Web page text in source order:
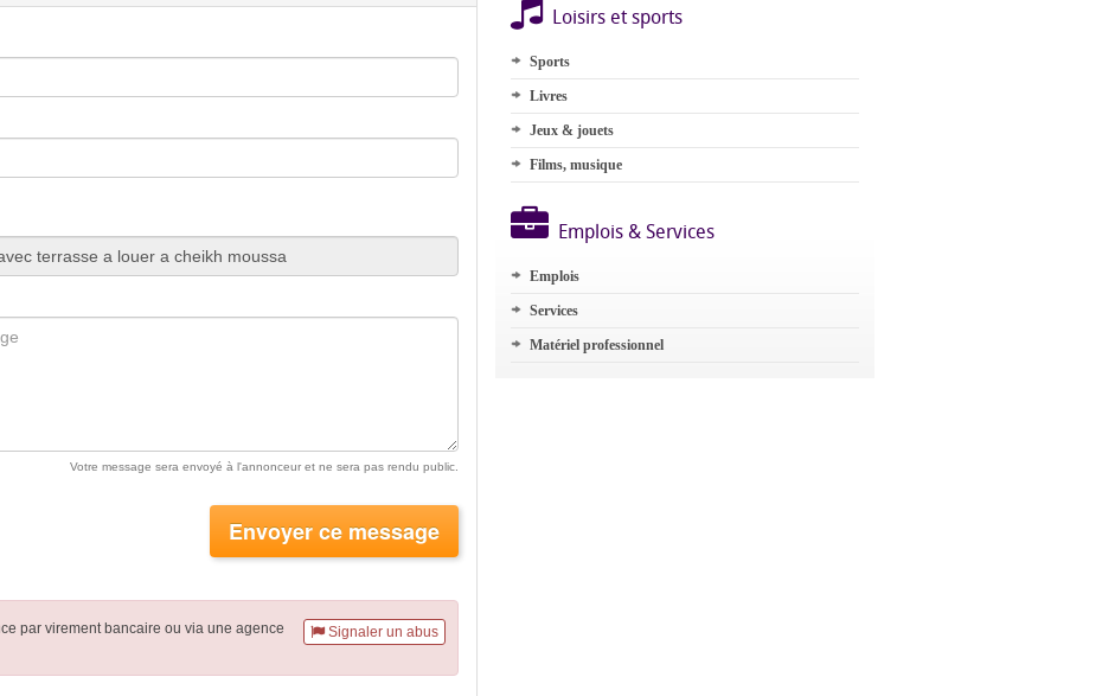
Votre message sera envoyé à l'annonceur et ne sera pas rendu public.
Envoyer ce message
Signaler un abus
par virement bancaire ou via une agence
Loisirs et sports
Sports
Livres
Jeux & jouets
Films, musique
Emplois & Services
Emplois
Services
Matériel professionnel